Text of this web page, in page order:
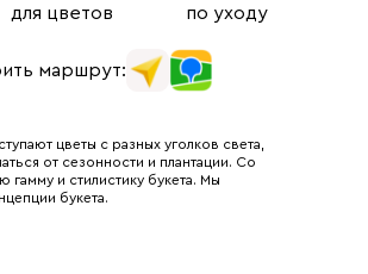
для цветов
по уходу
маршрут:
цветы с разных уголков света,
от сезонности и плантации. Со
и стилистику букета. Мы
букета.